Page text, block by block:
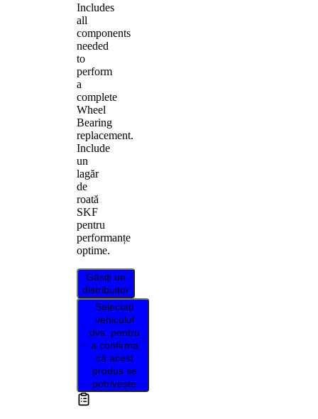
Includes
all
components
needed
to
perform
a
complete
Wheel
Bearing
replacement.
Include
un
lagăr
de
roată
SKF
pentru
performanțe
optime.
Găsiți un
distribuitor
Selectați
vehiculul
dvs. pentru
a confirma
că acest
produs se
potrivește